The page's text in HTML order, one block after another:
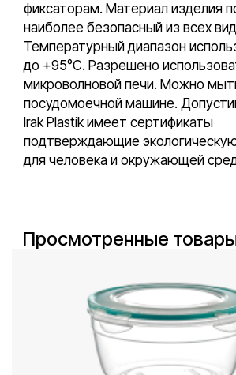
фиксаторам. Материал изделия
наиболее безопасный из всех
Температурный диапазон
до +95°С. Разрешено
микроволновой печи. Можно
посудомоечной машине.
Irak Plastik имеет сертификаты
подтверждающие
для человека и окружающей
Просмотренные